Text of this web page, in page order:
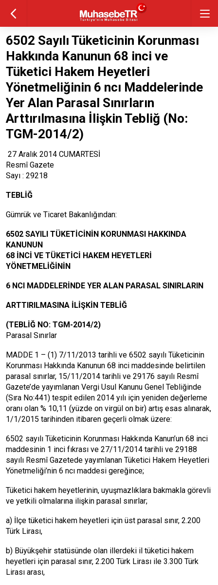
6502 Sayılı Tüketicinin Korunması
Hakkında Kanunun 68 inci ve
Tüketici Hakem Heyetleri
Yönetmeliğinin 6 ncı Maddelerinde
Yer Alan Parasal Sınırların
Arttırılmasına İlişkin Tebliğ (No:
TGM-2014/2)
27 Aralık 2014 CUMARTESİ
Resmî Gazete
Sayı : 29218
TEBLİĞ
Gümrük ve Ticaret Bakanlığından:
6502 SAYILI TÜKETİCİNİN KORUNMASI HAKKINDA
KANUNUN
68 İNCİ VE TÜKETİCİ HAKEM HEYETLERİ
YÖNETMELİĞİNİN
6 NCI MADDELERİNDE YER ALAN PARASAL SINIRLARIN
ARTTIRILMASINA İLİŞKİN TEBLİĞ
(TEBLİĞ NO: TGM-2014/2)
Parasal Sınırlar
MADDE 1 – (1) 7/11/2013 tarihli ve 6502 sayılı Tüketicinin
Korunması Hakkında Kanunun 68 inci maddesinde belirtilen
parasal sınırlar, 15/11/2014 tarihli ve 29176 sayılı Resmî
Gazete’de yayımlanan Vergi Usul Kanunu Genel Tebliğinde
(Sıra No:441) tespit edilen 2014 yılı için yeniden değerleme
oranı olan % 10,11 (yüzde on virgül on bir) artış esas alınarak,
1/1/2015 tarihinden itibaren geçerli olmak üzere:
6502 sayılı Tüketicinin Korunması Hakkında Kanun’un 68 inci
maddesinin 1 inci fıkrası ve 27/11/2014 tarihli ve 29188
sayılı Resmî Gazetede yayımlanan Tüketici Hakem Heyetleri
Yönetmeliği’nin 6 ncı maddesi gereğince;
Tüketici hakem heyetlerinin, uyuşmazlıklara bakmakla görevli
ve yetkili olmalarına ilişkin parasal sınırlar;
a) İlçe tüketici hakem heyetleri için üst parasal sınır, 2.200
Türk Lirası,
b) Büyükşehir statüsünde olan illerdeki il tüketici hakem
heyetleri için parasal sınır, 2.200 Türk Lirası ile 3.300 Türk
Lirası arası,